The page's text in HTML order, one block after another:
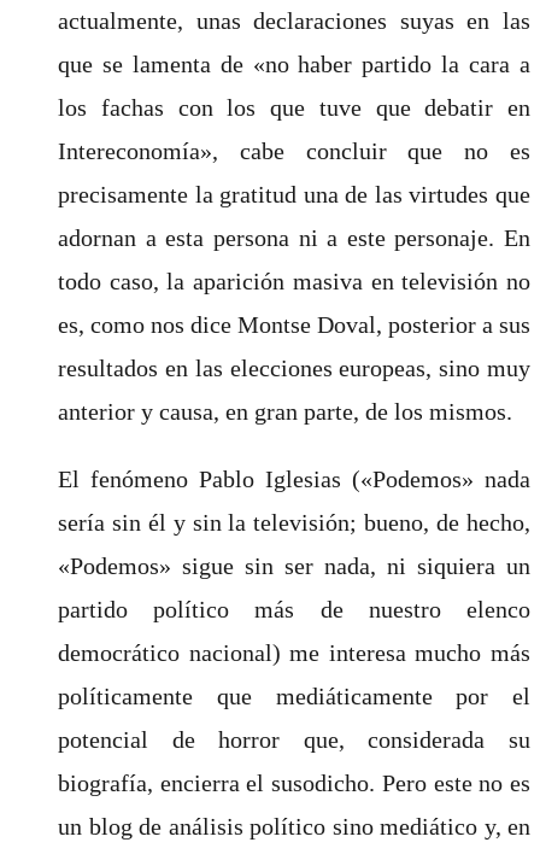
actualmente, unas declaraciones suyas en las
que se lamenta de «no haber partido la cara a
los fachas con los que tuve que debatir en
Intereconomía», cabe concluir que no es
precisamente la gratitud una de las virtudes que
adornan a esta persona ni a este personaje. En
todo caso, la aparición masiva en televisión no
es, como nos dice Montse Doval, posterior a sus
resultados en las elecciones europeas, sino muy
anterior y causa, en gran parte, de los mismos.
El fenómeno Pablo Iglesias («Podemos» nada
sería sin él y sin la televisión; bueno, de hecho,
«Podemos» sigue sin ser nada, ni siquiera un
partido político más de nuestro elenco
democrático nacional) me interesa mucho más
políticamente que mediáticamente por el
potencial de horror que, considerada su
biografía, encierra el susodicho. Pero este no es
un blog de análisis político sino mediático y, en